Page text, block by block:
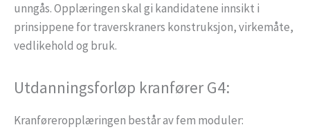
unngås. Opplæringen skal gi kandidatene innsikt i
prinsippene for traverskraners konstruksjon, virkemåte,
vedlikehold og bruk.
Utdanningsforløp kranfører G4:
Kranføreropplæringen består av fem moduler: